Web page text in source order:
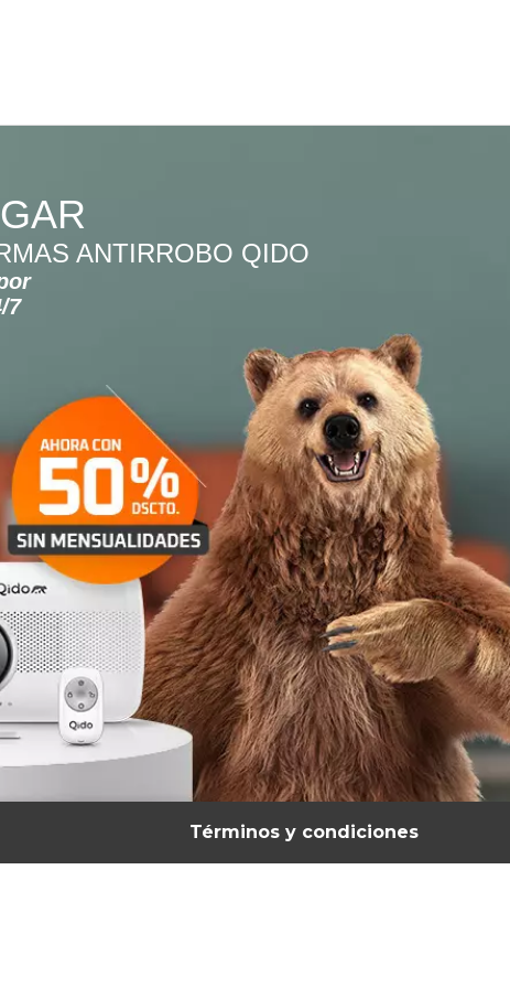
ANTIRROBO QIDO
7
Términos y condiciones